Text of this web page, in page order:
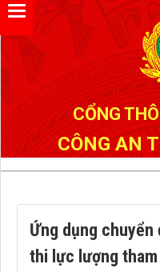
CỔNG
CÔNG AN
Ứng dụng
thi lực lượng